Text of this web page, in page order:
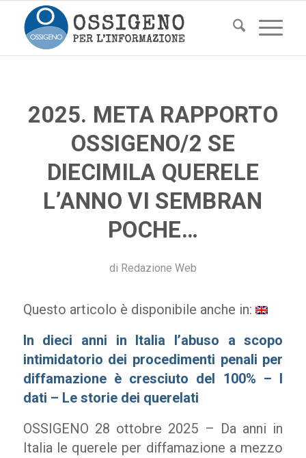
2025. META RAPPORTO
OSSIGENO/2 SE
DIECIMILA QUERELE
L’ANNO VI SEMBRAN
POCHE…
di Redazione Web
Questo articolo è disponibile anche in:
In dieci anni in Italia l’abuso a scopo
intimidatorio dei procedimenti penali per
diffamazione è cresciuto del 100% – I
dati – Le storie dei querelati
OSSIGENO 28 ottobre 2025 – Da anni in
Italia le querele per diffamazione a mezzo